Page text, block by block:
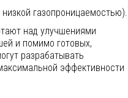
газопроницаемостью).
над улучшениями
и помимо готовых,
разрабатывать
эффективности